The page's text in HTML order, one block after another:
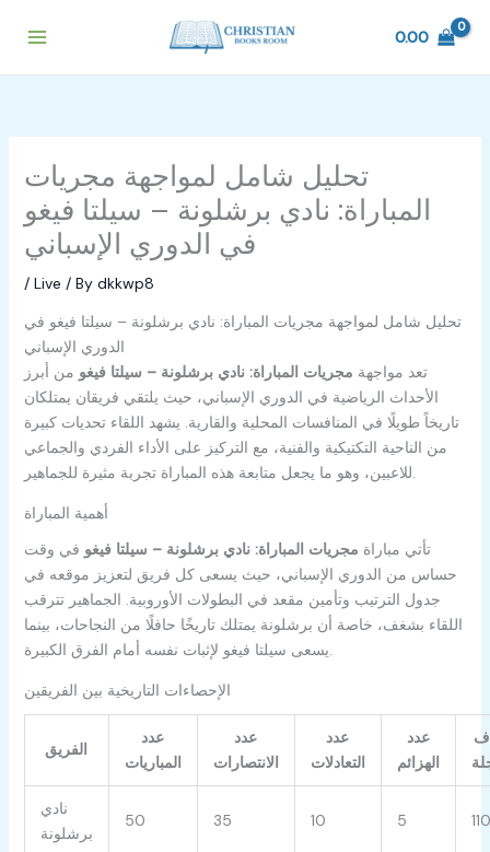
0.00
تحليل شامل لمواجهة مجريات
المباراة: نادي برشلونة – سيلتا فيغو
في الدوري الإسباني
/ Live / By dkkwp8
تحليل شامل لمواجهة مجريات المباراة: نادي برشلونة – سيلتا فيغو في
الدوري الإسباني
تعد مواجهة مجريات المباراة: نادي برشلونة – سيلتا فيغو من أبرز
الأحداث الرياضية في الدوري الإسباني، حيث يلتقي فريقان يمتلكان
تاريخاً طويلًا في المنافسات المحلية والقارية. يشهد اللقاء تحديات كبيرة
من الناحية التكتيكية والفنية، مع التركيز على الأداء الفردي والجماعي
للاعبين، وهو ما يجعل متابعة هذه المباراة تجربة مثيرة للجماهير.
أهمية المباراة
تأتي مباراة مجريات المباراة: نادي برشلونة – سيلتا فيغو في وقت
حساس من الدوري الإسباني، حيث يسعى كل فريق لتعزيز موقعه في
جدول الترتيب وتأمين مقعد في البطولات الأوروبية. الجماهير تترقب
اللقاء بشغف، خاصة أن برشلونة يمتلك تاريخًا حافلًا من النجاحات، بينما
يسعى سيلتا فيغو لإثبات نفسه أمام الفرق الكبيرة.
الإحصاءات التاريخية بين الفريقين
الفريق
عدد
المباريات
عدد
الانتصارات
عدد
التعادلات
عدد
الهزائم
نادي
برشلونة
50 35 10 5 110